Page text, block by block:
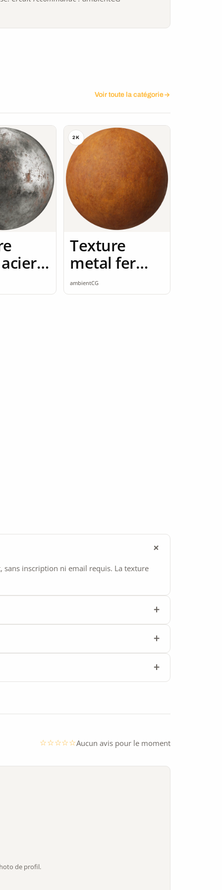
Voir toute la catégorie
2K
Texture
metal fer
rouille 2K
seamless
ambientCG
sans inscription ni email requis. La texture
Aucun avis pour le moment
de profil.